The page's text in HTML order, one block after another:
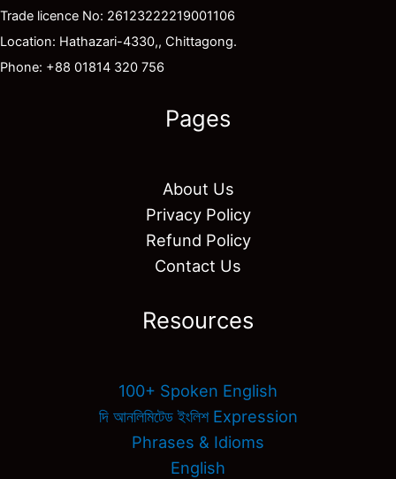
Trade licence No: 26123222219001106
Location: Hathazari-4330,, Chittagong.
Phone: +88 01814 320 756
Pages
About Us
Privacy Policy
Refund Policy
Contact Us
Resources
100+ Spoken English
দি আনলিমিটেড ইংলিশ Expression
Phrases & Idioms
English